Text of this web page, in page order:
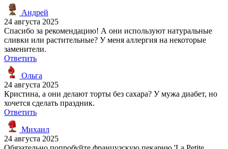
Андрей
24 августа 2025
Спасибо за рекомендацию! А они используют натуральные
сливки или растительные? У меня аллергия на некоторые
заменители.
Ответить
Ольга
24 августа 2025
Кристина, а они делают торты без сахара? У мужа диабет, но
хочется сделать праздник.
Ответить
Михаил
24 августа 2025